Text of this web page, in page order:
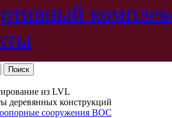
из LVL
деревянных конструкций
сооружения ВОС